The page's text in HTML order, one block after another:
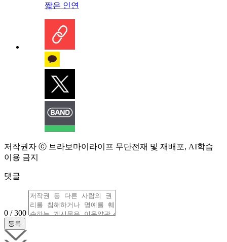
짧은 인연
저작권자 ⓒ 브라보마이라이프 무단전재 및 재배포, AI학습
이용 금지
댓글
0 / 300